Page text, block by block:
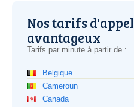
Nos tarifs d'appel
avantageux
Tarifs par minute à partir de :
Belgique
Cameroun
Canada